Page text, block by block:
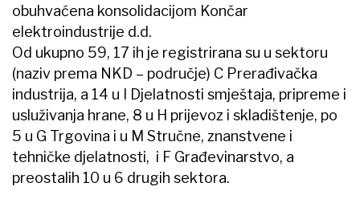
obuhvaćena konsolidacijom Končar
elektroindustrije d.d.
Od ukupno 59, 17 ih je registrirana su u sektoru
(naziv prema NKD – područje) C Prerađivačka
industrija, a 14 u I Djelatnosti smještaja, pripreme i
usluživanja hrane, 8 u H prijevoz i skladištenje, po
5 u G Trgovina i u M Stručne, znanstvene i
tehničke djelatnosti, i F Građevinarstvo, a
preostalih 10 u 6 drugih sektora.